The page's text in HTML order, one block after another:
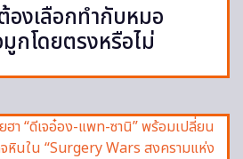
องเลือกทำกับหมอ
มูกโดยตรงหรือไม่